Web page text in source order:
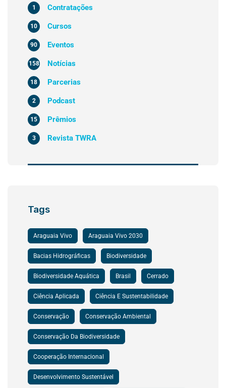
Contratações
1
Cursos
10
Eventos
90
Notícias
158
Parcerias
18
Podcast
2
Prêmios
15
Revista TWRA
3
Tags
Araguaia Vivo Araguaia Vivo 2030
Bacias Hidrográficas Biodiversidade
Biodiversidade Aquática Brasil Cerrado
Ciência Aplicada Ciência E Sustentabilidade
Conservação Conservação Ambiental
Conservação Da Biodiversidade
Cooperação Internacional
Desenvolvimento Sustentável